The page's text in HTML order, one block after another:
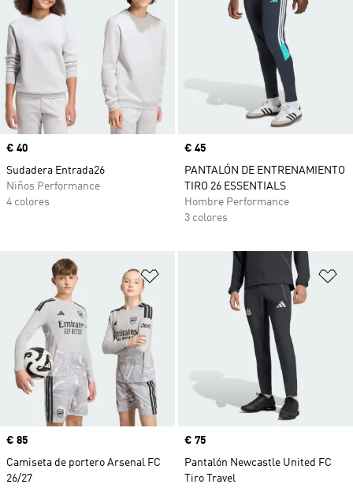
Precio
€ 40
Sudadera Entrada26
Niños Performance
4 colores
Precio
€ 45
PANTALÓN DE ENTRENAMIENTO
TIRO 26 ESSENTIALS
Hombre Performance
3 colores
Añadir a la lista de deseos
Precio
€ 85
Camiseta de portero Arsenal FC
26/27
Precio
€ 75
Pantalón Newcastle United FC
Tiro Travel